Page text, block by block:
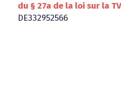
du § 27a de la loi sur la
DE332952566